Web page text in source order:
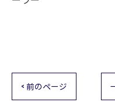
< 前のページ